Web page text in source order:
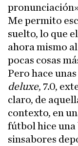
Me permito
suelto, lo que
ahora mismo
pocas cosas
Pero hace
deluxe, 7.0,
claro, de
contexto, en
fútbol hice una
sinsabores